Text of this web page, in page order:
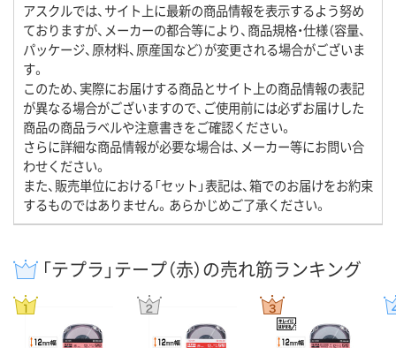
アスクルでは、サイト上に最新の商品情報を表示するよう努め
ておりますが、メーカーの都合等により、商品規格・仕様（容量、
パッケージ、原材料、原産国など）が変更される場合がございま
す。
このため、実際にお届けする商品とサイト上の商品情報の表記
が異なる場合がございますので、ご使用前には必ずお届けした
商品の商品ラベルや注意書きをご確認ください。
さらに詳細な商品情報が必要な場合は、メーカー等にお問い合
わせください。
また、販売単位における「セット」表記は、箱でのお届けをお約束
するものではありません。あらかじめご了承ください。
「テプラ」テープ（赤）の売れ筋ランキング